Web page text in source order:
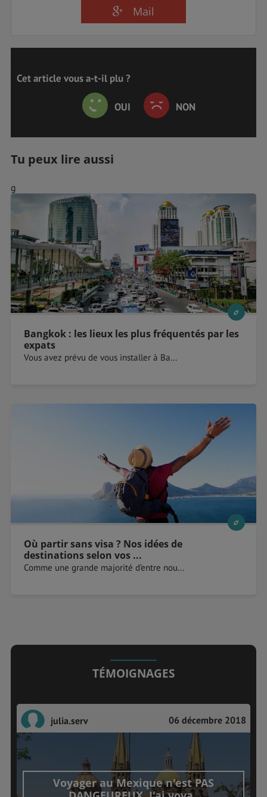
Mail
Cet article vous a-t-il plu ?
OUI NON
Tu peux lire aussi
g
Bangkok : les lieux les plus fréquentés par les
expats
Vous avez prévu de vous installer à Ba...
Où partir sans visa ? Nos idées de
destinations selon vos ...
Comme une grande majorité d’entre nou...
TÉMOIGNAGES
julia.serv 06 décembre 2018
Voyager au Mexique n'est PAS